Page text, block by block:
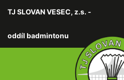
TJ SLOVAN VESEC, z.s. -
oddíl badmintonu